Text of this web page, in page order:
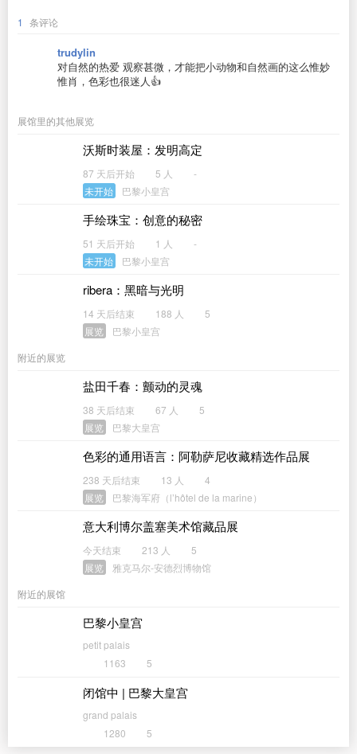
1 条评论
trudylin
对自然的热爱 观察甚微，才能把小动物和自然画的这么惟妙
惟肖，色彩也很迷人👍
展馆里的其他展览
沃斯时装屋：发明高定
87 天后开始 5 人
-
未开始
巴黎小皇宫
手绘珠宝：创意的秘密
51 天后开始 1 人
-
未开始
巴黎小皇宫
ribera：黑暗与光明
14 天后结束 188 人
5
展览
巴黎小皇宫
附近的展览
盐田千春：颤动的灵魂
38 天后结束 67 人
5
展览
巴黎大皇宫
色彩的通用语言：阿勒萨尼收藏精选作品展
238 天后结束 13 人
4
展览
巴黎海军府（l’hôtel de la marine）
意大利博尔盖塞美术馆藏品展
今天结束 213 人
5
展览
雅克马尔-安德烈博物馆
附近的展馆
巴黎小皇宫
petit palais
1163
5
闭馆中 | 巴黎大皇宫
grand palais
1280
5